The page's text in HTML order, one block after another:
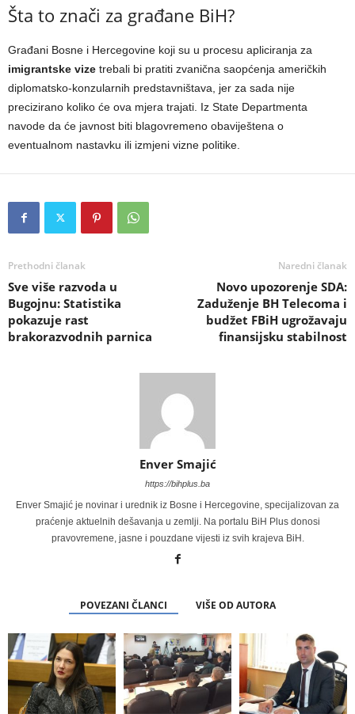
Šta to znači za građane BiH?
Građani Bosne i Hercegovine koji su u procesu apliciranja za
imigrantske vize trebali bi pratiti zvanična saopćenja američkih
diplomatsko-konzularnih predstavništava, jer za sada nije
precizirano koliko će ova mjera trajati. Iz State Departmenta
navode da će javnost biti blagovremeno obaviještena o
eventualnom nastavku ili izmjeni vizne politike.
Prethodni članak
Sve više razvoda u
Bugojnu: Statistika
pokazuje rast
brakorazvodnih parnica
Naredni članak
Novo upozorenje SDA:
Zaduženje BH Telecoma i
budžet FBiH ugrožavaju
finansijsku stabilnost
Enver Smajić
https://bihplus.ba
Enver Smajić je novinar i urednik iz Bosne i Hercegovine, specijalizovan za
praćenje aktuelnih dešavanja u zemlji. Na portalu BiH Plus donosi
pravovremene, jasne i pouzdane vijesti iz svih krajeva BiH.
POVEZANI ČLANCI VIŠE OD AUTORA